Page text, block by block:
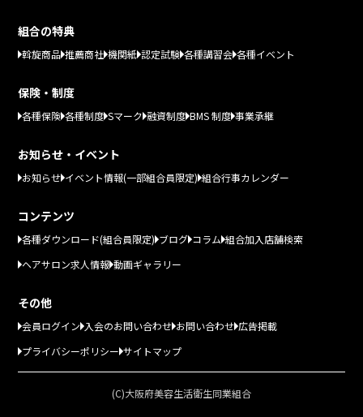
組合の特典
斡旋商品 推薦商社 機関紙 認定試験 各種講習会 各種イベント
保険・制度
各種保険 各種制度 Sマーク 融資制度 BMS 制度 事業承継
お知らせ・イベント
お知らせ イベント情報(一部組合員限定) 組合行事カレンダー
コンテンツ
各種ダウンロード(組合員限定) ブログ コラム 組合加入店舗検索
ヘアサロン求人情報 動画ギャラリー
その他
会員ログイン 入会のお問い合わせ お問い合わせ 広告掲載
プライバシーポリシー サイトマップ
(C)大阪府美容生活衛生同業組合